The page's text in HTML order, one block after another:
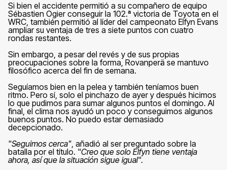
Si bien el accidente permitió a su compañero de equipo
Sébastien Ogier conseguir la 102.ª victoria de Toyota en el
WRC, también permitió al líder del campeonato Elfyn Evans
ampliar su ventaja de tres a siete puntos con cuatro
rondas restantes.
Sin embargo, a pesar del revés y de sus propias
preocupaciones sobre la forma, Rovanperä se mantuvo
filosófico acerca del fin de semana.
Seguíamos bien en la pelea y también teníamos buen
ritmo. Pero sí, solo el pinchazo de ayer y después hicimos
lo que pudimos para sumar algunos puntos el domingo. Al
final, el clima nos ayudó un poco y conseguimos algunos
buenos puntos. No puedo estar demasiado
decepcionado.
"Seguimos cerca", añadió al ser preguntado sobre la
batalla por el título. "Creo que solo Elfyn tiene ventaja
ahora, así que la situación sigue igual".